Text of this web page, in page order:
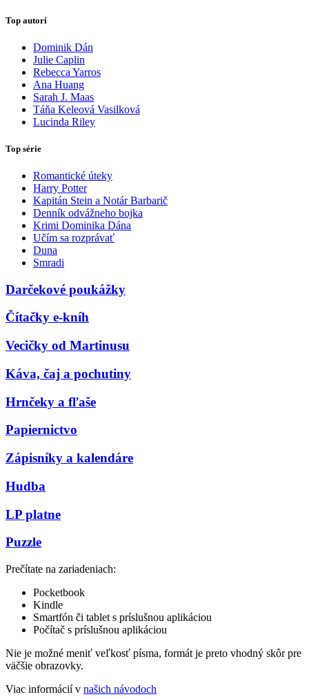
Top autori
Dominik Dán
Julie Caplin
Rebecca Yarros
Ana Huang
Sarah J. Maas
Táňa Keleová Vasilková
Lucinda Riley
Top série
Romantické úteky
Harry Potter
Kapitán Stein a Notár Barbarič
Denník odvážneho bojka
Krimi Dominika Dána
Učím sa rozprávať
Duna
Smradi
Darčekové poukážky
Čítačky e-kníh
Vecičky od Martinusu
Káva, čaj a pochutiny
Hrnčeky a fľaše
Papiernictvo
Zápisníky a kalendáre
Hudba
LP platne
Puzzle
Prečítate na zariadeniach:
Pocketbook
Kindle
Smartfón či tablet s príslušnou aplikáciou
Počítač s príslušnou aplikáciou
Nie je možné meniť veľkosť písma, formát je preto vhodný skôr pre
väčšie obrazovky.
Viac informácií v našich návodoch